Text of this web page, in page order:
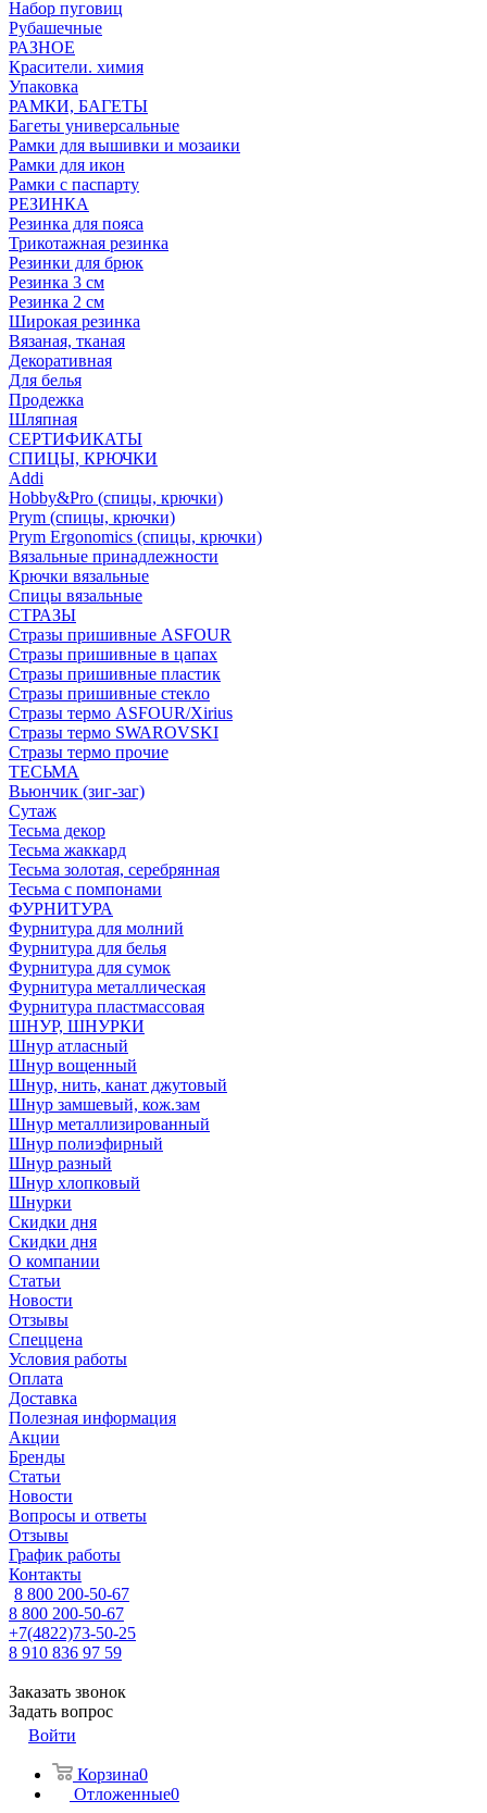
Набор пуговиц
Рубашечные
РАЗНОЕ
Красители. химия
Упаковка
РАМКИ, БАГЕТЫ
Багеты универсальные
Рамки для вышивки и мозаики
Рамки для икон
Рамки с паспарту
РЕЗИНКА
Резинка для пояса
Трикотажная резинка
Резинки для брюк
Резинка 3 см
Резинка 2 см
Широкая резинка
Вязаная, тканая
Декоративная
Для белья
Продежка
Шляпная
СЕРТИФИКАТЫ
СПИЦЫ, КРЮЧКИ
Addi
Hobby&Pro (спицы, крючки)
Prym (спицы, крючки)
Prym Ergonomics (спицы, крючки)
Вязальные принадлежности
Крючки вязальные
Спицы вязальные
СТРАЗЫ
Стразы пришивные ASFOUR
Стразы пришивные в цапах
Стразы пришивные пластик
Стразы пришивные стекло
Стразы термо ASFOUR/Xirius
Стразы термо SWAROVSKI
Стразы термо прочие
ТЕСЬМА
Вьюнчик (зиг-заг)
Сутаж
Тесьма декор
Тесьма жаккард
Тесьма золотая, серебрянная
Тесьма с помпонами
ФУРНИТУРА
Фурнитура для молний
Фурнитура для белья
Фурнитура для сумок
Фурнитура металлическая
Фурнитура пластмассовая
ШНУР, ШНУРКИ
Шнур атласный
Шнур вощенный
Шнур, нить, канат джутовый
Шнур замшевый, кож.зам
Шнур металлизированный
Шнур полиэфирный
Шнур разный
Шнур хлопковый
Шнурки
Скидки дня
Скидки дня
О компании
Статьи
Новости
Отзывы
Спеццена
Условия работы
Оплата
Доставка
Полезная информация
Акции
Бренды
Статьи
Новости
Вопросы и ответы
Отзывы
График работы
Контакты
8 800 200-50-67
8 800 200-50-67
+7(4822)73-50-25
8 910 836 97 59
Заказать звонок
Задать вопрос
Войти
Корзина0
Отложенные0